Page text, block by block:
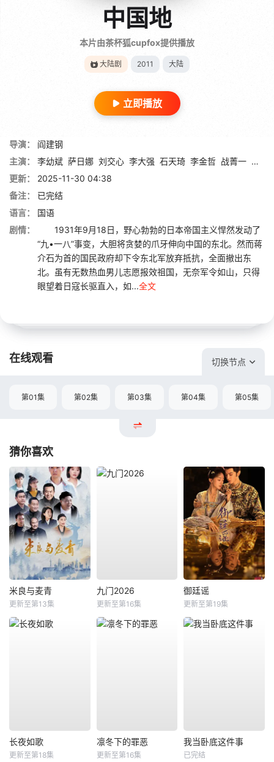
中国地
本片由茶杯狐cupfox提供播放
大陆剧 2011 大陆
立即播放
导演：
阎建钢
主演：
李幼斌 萨日娜 刘交心 李大强 石天琦 李金哲 战菁一 秦焰
更新：
2025-11-30 04:38
备注：
已完结
语言：
国语
剧情：
1931年9月18日，野心勃勃的日本帝国主义悍然发动了
“九•一八”事变，大胆将贪婪的爪牙伸向中国的东北。然而蒋
介石为首的国民政府却下令东北军放弃抵抗，全面撤出东
北。虽有无数热血男儿志愿报效祖国，无奈军令如山，只得
眼望着日寇长驱直入，如...全文
在线观看 切换节点
第01集 第02集 第03集 第04集 第05集
猜你喜欢
米良与麦青
更新至第13集
九门2026
更新至第16集
御廷谣
更新至第19集
长夜如歌
更新至第18集
凛冬下的罪恶
更新至第16集
我当卧底这件事
已完结